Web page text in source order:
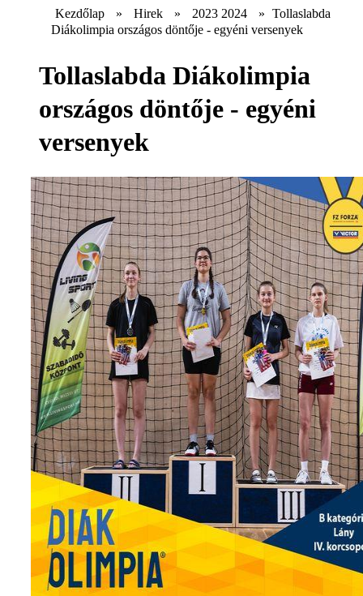
Kezdőlap » Hirek » 2023 2024 » Tollaslabda
Diákolimpia országos döntője - egyéni versenyek
Tollaslabda Diákolimpia
országos döntője - egyéni
versenyek